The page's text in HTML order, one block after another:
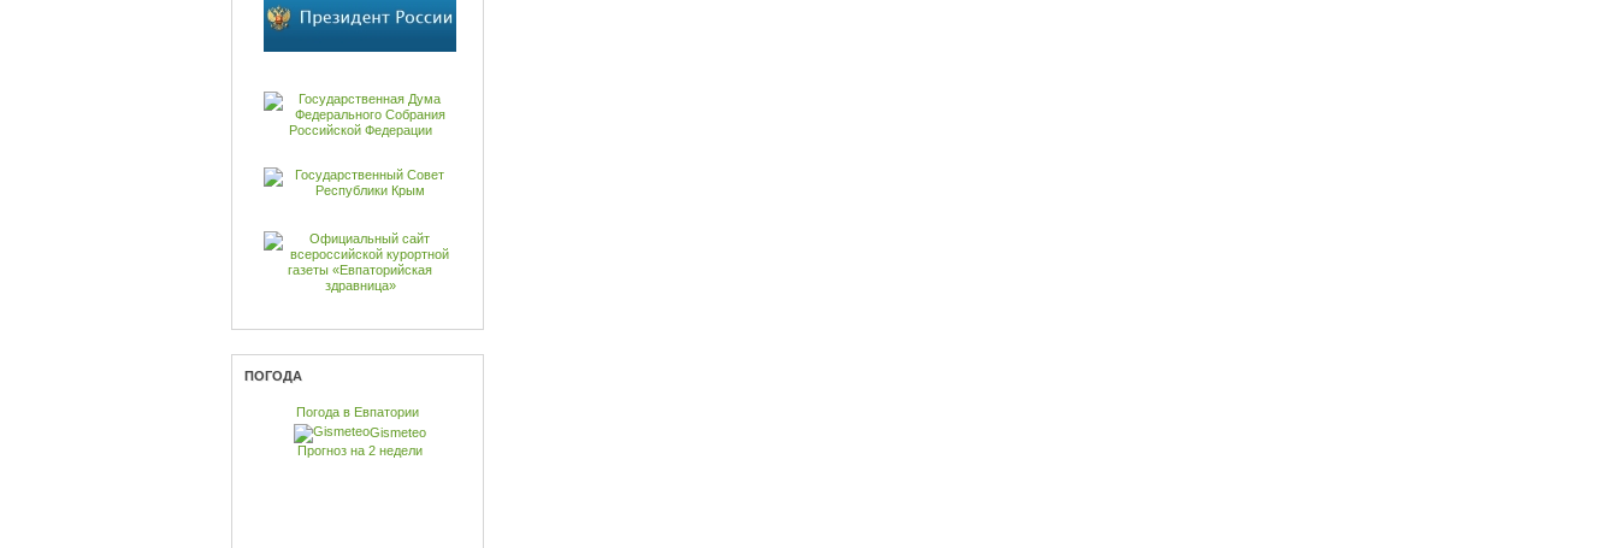
ПОГОДА
Погода в Евпатории
Gismeteo
Прогноз на 2 недели